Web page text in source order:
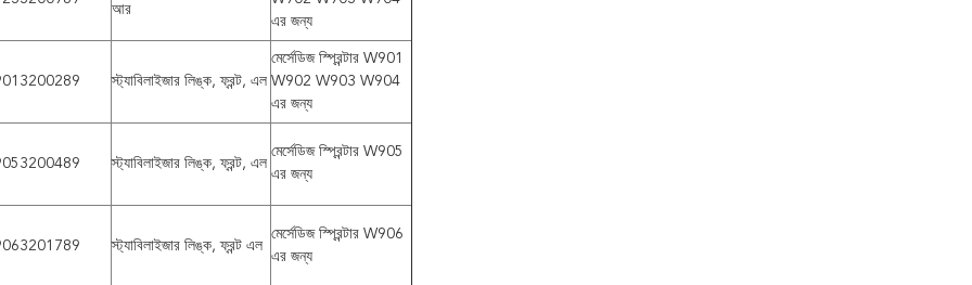
আর
এর জন্য
স্ট্যাবিলাইজার লিঙ্ক, ফ্রন্ট, এল
মের্সেডিজ স্প্রিন্টার W901
W902 W903 W904
এর জন্য
স্ট্যাবিলাইজার লিঙ্ক, ফ্রন্ট, এল
মের্সেডিজ স্প্রিন্টার W905
এর জন্য
স্ট্যাবিলাইজার লিঙ্ক, ফ্রন্ট এল
মের্সেডিজ স্প্রিন্টার W906
এর জন্য